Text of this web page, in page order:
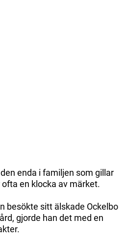
enda i familjen som gillar
ofta en klocka av märket.
besökte sitt älskade Ockelbo
gjorde han det med en